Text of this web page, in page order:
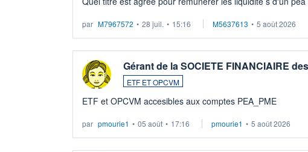
par M7967572 • 28 juil. • 15:16 M5637613 • 5 août 2026
Gérant de la SOCIETE FINANCIAIRE
ETF ET OPCVM
ETF et OPCVM accesibles aux comptes PEA_PME
par pmourie1 • 05 août • 17:16 pmourie1 • 5 août 2026